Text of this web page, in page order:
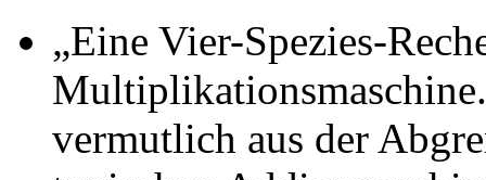
„Eine Vier-Spezies-
vermutlich aus der